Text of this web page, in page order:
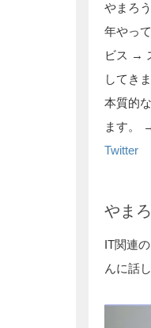
やまろ
年やっ
ビス →
してき
本質的
ます。
Twitter
やま
IT関連
んに話